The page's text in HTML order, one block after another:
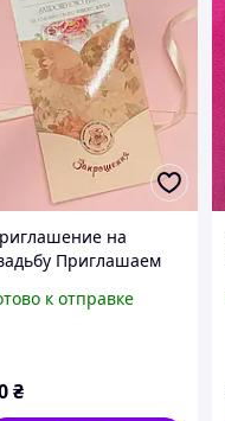
на
Приглашаем
нашей
к отправке
₴